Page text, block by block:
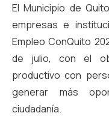
El Municipio de
empresas e
Empleo ConQuito
de julio, con el
productivo con
generar más
ciudadanía.